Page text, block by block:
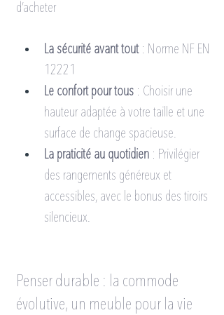
d’acheter
La sécurité avant tout : Norme NF EN
12221
Le confort pour tous : Choisir une
hauteur adaptée à votre taille et une
surface de change spacieuse.
La praticité au quotidien : Privilégier
des rangements généreux et
accessibles, avec le bonus des tiroirs
silencieux.
Penser durable : la commode
évolutive, un meuble pour la vie